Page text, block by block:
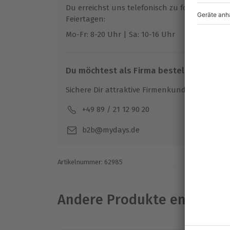
Gutschein gültig für 1 Person
Hinweis
Hin- und Rückreise sind im Preis nicht
Du erreichst uns telefonisch zu folgenden
Feiertagen:
Mo-Fr: 8-20 Uhr | Sa: 10-16 Uhr
Du möchtest als Firma bestellen?
Sichere Dir attraktive Firmenkunden Vorteile.
+49 89 / 21 12 90 20
b2b@mydays.de
Artikelnummer: 62985
Andere Produkte entdecken